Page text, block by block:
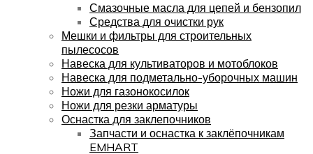
Смазочные масла для цепей и бензопил
Средства для очистки рук
Мешки и фильтры для строительных
пылесосов
Навеска для культиваторов и мотоблоков
Навеска для подметально-уборочных машин
Ножи для газонокосилок
Ножи для резки арматуры
Оснастка для заклепочников
Запчасти и оснастка к заклёпочникам
EMHART